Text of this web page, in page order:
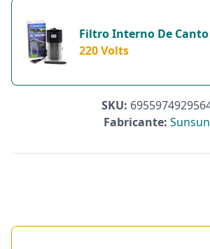
Filtro Interno De Canto
250L/H - 220 Volts
220 Volts
SKU:
Fabricante: Sunsun